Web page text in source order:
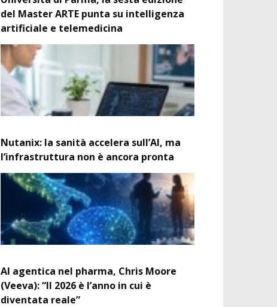
del Master ARTE punta su intelligenza
artificiale e telemedicina
Nutanix: la sanità accelera sull’AI, ma
l’infrastruttura non è ancora pronta
AI agentica nel pharma, Chris Moore
(Veeva): “Il 2026 è l’anno in cui è
diventata reale”